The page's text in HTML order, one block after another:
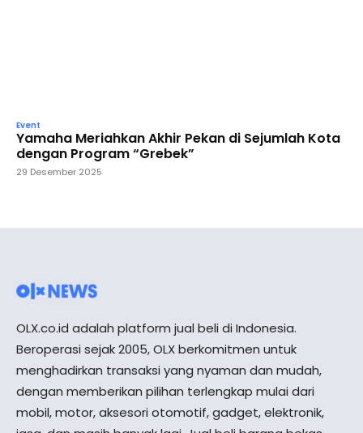
Event
Yamaha Meriahkan Akhir Pekan di Sejumlah Kota
dengan Program “Grebek”
29 Desember 2025
OLX.co.id adalah platform jual beli di Indonesia.
Beroperasi sejak 2005, OLX berkomitmen untuk
menghadirkan transaksi yang nyaman dan mudah,
dengan memberikan pilihan terlengkap mulai dari
mobil, motor, aksesori otomotif, gadget, elektronik,